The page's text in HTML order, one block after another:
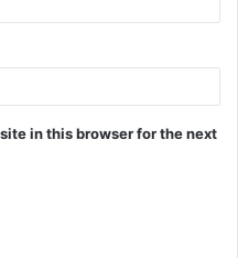
in this browser for the next